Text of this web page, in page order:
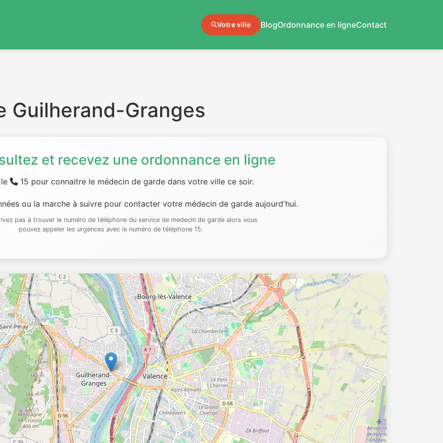
Votre ville BlogOrdonnance en ligneContact
Guilherand-Granges
et recevez une ordonnance en ligne
15 pour connaitre le médecin de garde dans votre ville ce soir.
ou la marche à suivre pour contacter votre médecin de garde aujourd'hui.
pas à trouver le numéro de téléphone du service de medecin de garde alors vous
pouvez appeler les urgences avec le numéro de téléphone 15.